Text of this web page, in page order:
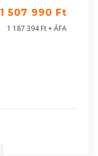
1 507 990 Ft
1 187 394 Ft + ÁFA